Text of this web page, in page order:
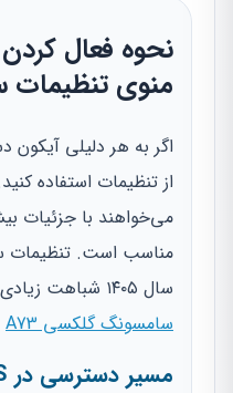
نحوه فعال
منوی تنظیمات
اگر به هر دلیلی آیکون
از تنظیمات استفاده
می‌خواهند با جزئیات
مناسب است.
سال ۱۴۰۵ شباهت زیادی به
سامسونگ گلکسی A73
مسیر دسترسی در Wear OS